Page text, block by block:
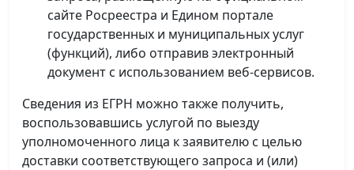
сайте Росреестра и Едином портале
государственных и муниципальных услуг
(функций), либо отправив электронный
документ с использованием веб-сервисов.
Сведения из ЕГРН можно также получить,
воспользовавшись услугой по выезду
уполномоченного лица к заявителю с целью
доставки соответствующего запроса и (или)